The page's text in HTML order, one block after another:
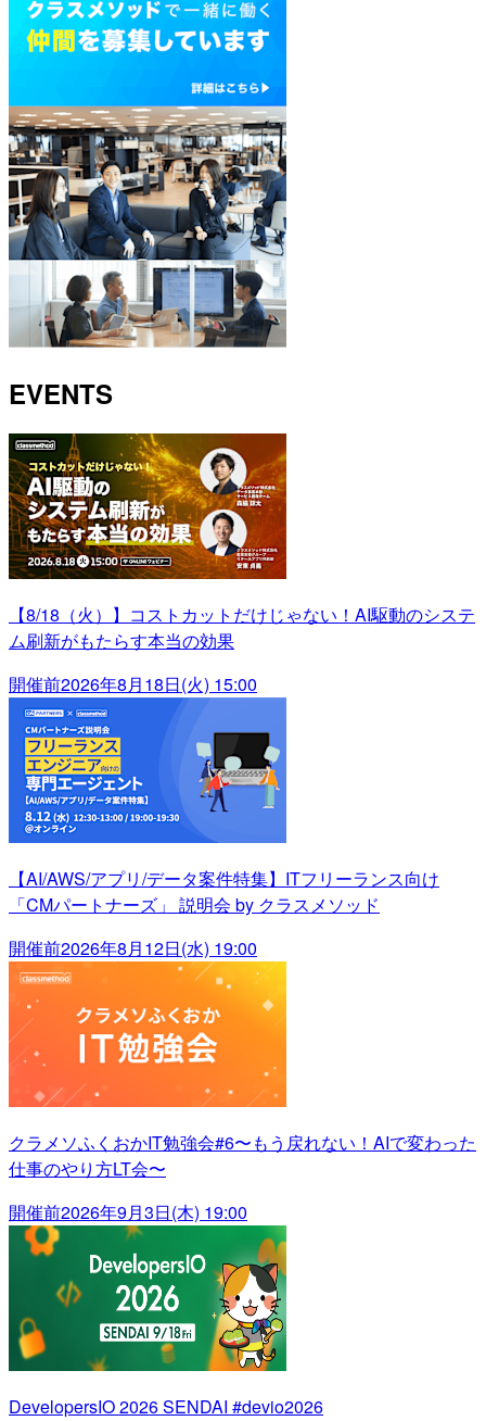
EVENTS
【8/18（火）】コストカットだけじゃない！AI駆動のシステ
ム刷新がもたらす本当の効果
開催前2026年8月18日(火) 15:00
【AI/AWS/アプリ/データ案件特集】ITフリーランス向け
「CMパートナーズ」 説明会 by クラスメソッド
開催前2026年8月12日(水) 19:00
クラメソふくおかIT勉強会#6〜もう戻れない！AIで変わった
仕事のやり方LT会〜
開催前2026年9月3日(木) 19:00
DevelopersIO 2026 SENDAI #devio2026